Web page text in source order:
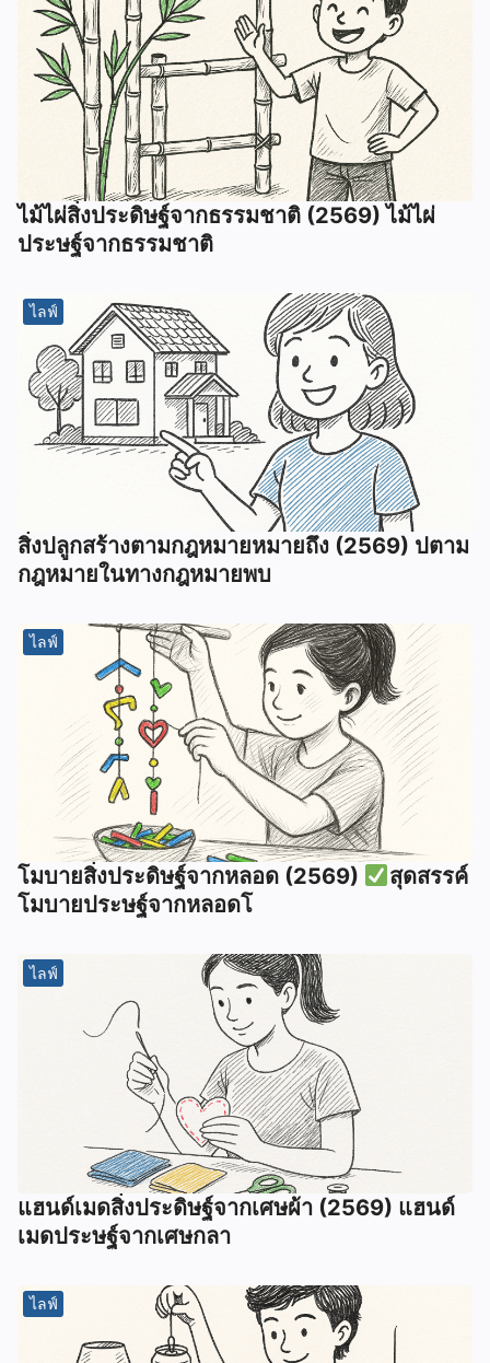
ไม้ไผ่สิ่งประดิษฐ์จากธรรมชาติ (2569) ไม้ไผ่
ประษฐ์จากธรรมชาติ
ไลฟ์
สิ่งปลูกสร้างตามกฎหมายหมายถึง (2569) ปตาม
กฎหมายในทางกฎหมายพบ
ไลฟ์
โมบายสิ่งประดิษฐ์จากหลอด (2569)
สุดสรรค์
โมบายประษฐ์จากหลอดโ
ไลฟ์
แฮนด์เมดสิ่งประดิษฐ์จากเศษผ้า (2569) แฮนด์
เมดประษฐ์จากเศษกลา
ไลฟ์